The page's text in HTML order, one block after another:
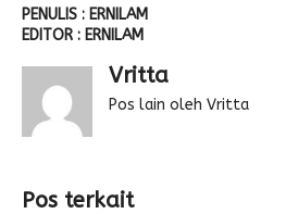
PENULIS : ERNILAM
EDITOR : ERNILAM
Vritta
Pos lain oleh Vritta
Pos terkait